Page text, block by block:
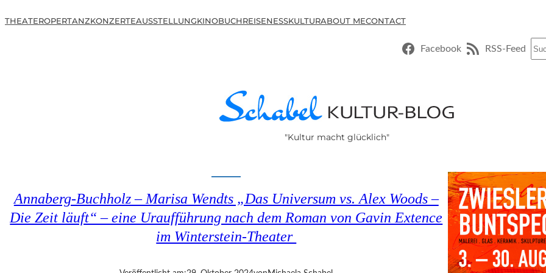
THEATEROPERTANZKONZERTEAUSSTELLUNGKINOBUCHREISENESSKULTURABOUT MECONTACT
Facebook RSS-Feed
"Kultur macht glücklich"
Annaberg-Buchholz – Marisa Wendts „Das Universum vs. Alex Woods –
Die Zeit läuft“ – eine Uraufführung nach dem Roman von Gavin Extence
im Winterstein-Theater